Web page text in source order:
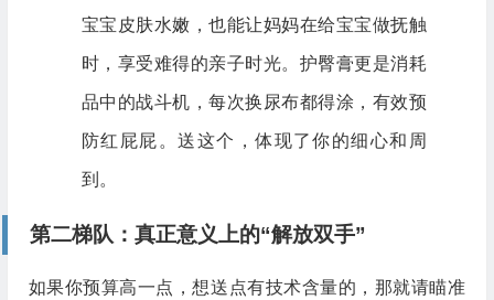
宝宝皮肤水嫩，也能让妈妈在给宝宝做抚触
时，享受难得的亲子时光。护臀膏更是消耗
品中的战斗机，每次换尿布都得涂，有效预
防红屁屁。送这个，体现了你的细心和周
到。
第二梯队：真正意义上的“解放双手”
如果你预算高一点，想送点有技术含量的，那就请瞄准